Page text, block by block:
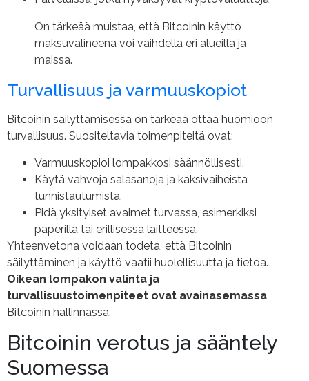
On tärkeää muistaa, että Bitcoinin käyttö
maksuvälineenä voi vaihdella eri alueilla ja
maissa.
Turvallisuus ja varmuuskopiot
Bitcoinin säilyttämisessä on tärkeää ottaa huomioon
turvallisuus. Suositeltavia toimenpiteitä ovat:
Varmuuskopioi lompakkosi säännöllisesti.
Käytä vahvoja salasanoja ja kaksivaiheista
tunnistautumista.
Pidä yksityiset avaimet turvassa, esimerkiksi
paperilla tai erillisessä laitteessa.
Yhteenvetona voidaan todeta, että Bitcoinin
säilyttäminen ja käyttö vaatii huolellisuutta ja tietoa.
Oikean lompakon valinta ja
turvallisuustoimenpiteet ovat avainasemassa
Bitcoinin hallinnassa.
Bitcoinin verotus ja sääntely
Suomessa